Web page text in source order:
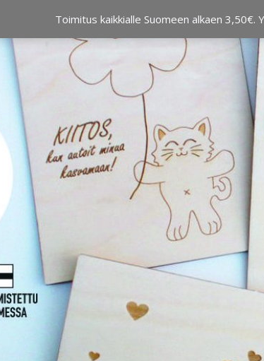
Toimitus kaikkialle Suomeen alkaen